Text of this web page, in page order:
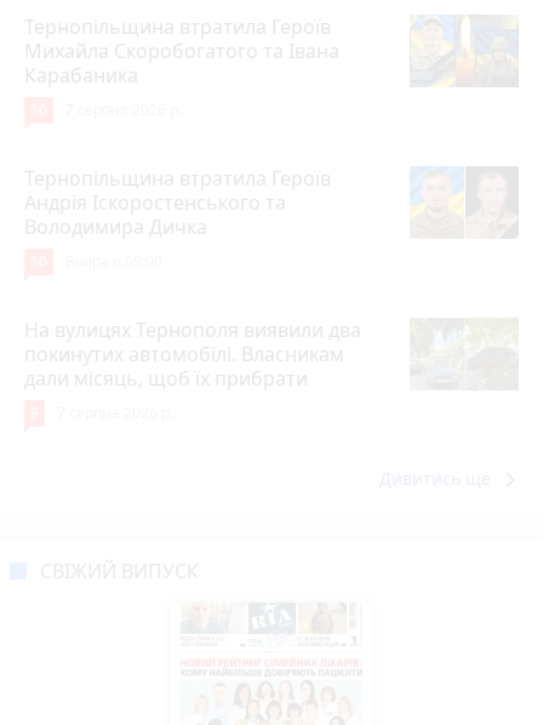
Тернопільщина втратила Героїв
Михайла Скоробогатого та Івана
Карабаника
Тернопільщина втратила Героїв
Андрія Іскоростенського та
Володимира Дичка
На вулицях Тернополя виявили два
покинутих автомобілі. Власникам
дали місяць, щоб їх прибрати